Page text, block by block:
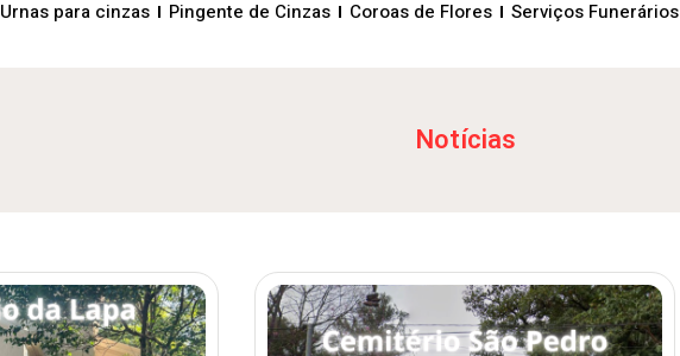
Urnas para cinzas Pingente de Cinzas Coroas de Flores Serviços Funerários
Notícias